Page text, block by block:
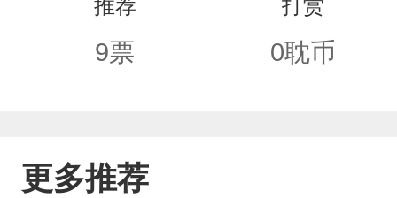
推荐
9票
打赏
0耽币
更多推荐